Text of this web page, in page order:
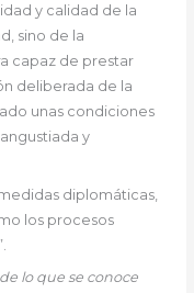
y calidad de la
sino de la
capaz de prestar
deliberada de la
unas condiciones
y
diplomáticas,
los procesos
lo que se conoce